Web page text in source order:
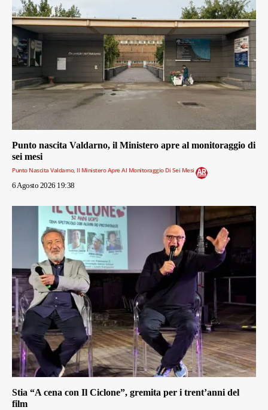
Punto nascita Valdarno, il Ministero apre al monitoraggio di
sei mesi
Punto Nascita Valdarno, Il Ministero Apre Al Monitoraggio Di Sei Mesi
6 Agosto 2026 19:38
Stia “A cena con Il Ciclone”, gremita per i trent’anni del
film